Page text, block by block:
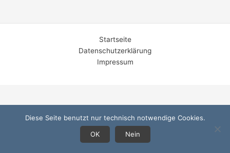
Startseite
Datenschutzerklärung
Impressum
Diese Seite benutzt nur technisch notwendige Cookies.
OK
Nein